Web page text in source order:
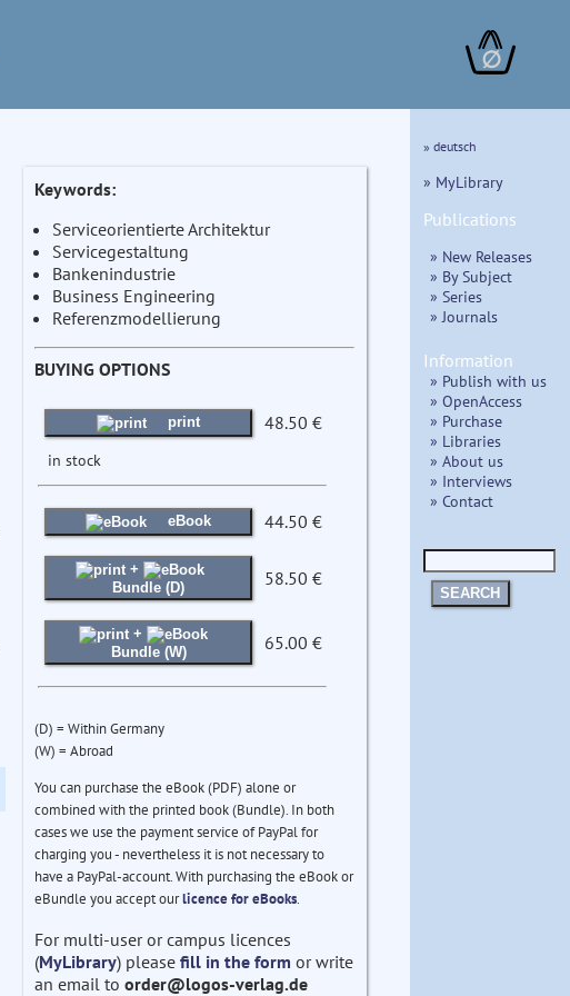
∅
Keywords:
Serviceorientierte Architektur
Servicegestaltung
Bankenindustrie
Business Engineering
Referenzmodellierung
BUYING OPTIONS
print 48.50 €
in stock
eBook 44.50 €
+
Bundle (D)
58.50 €
+
Bundle (W)
65.00 €
(D) = Within Germany
(W) = Abroad
You can purchase the eBook (PDF) alone or
combined with the printed book (Bundle). In both
cases we use the payment service of PayPal for
charging you - nevertheless it is not necessary to
have a PayPal-account. With purchasing the eBook or
eBundle you accept ourlicence for eBooks.
For multi-user or campus licences
(MyLibrary) please fill in the form or write
an email to order@logos-verlag.de
» deutsch
» MyLibrary
Publications
» New Releases
» By Subject
» Series
» Journals
Information
» Publish with us
» OpenAccess
» Purchase
» Libraries
» About us
» Interviews
» Contact
SEARCH